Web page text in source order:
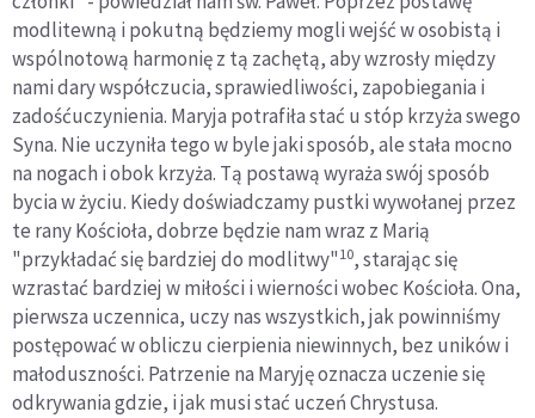
modlitewną i pokutną będziemy mogli wejść w osobistą i
wspólnotową harmonię z tą zachętą, aby wzrosły między
nami dary współczucia, sprawiedliwości, zapobiegania i
zadośćuczynienia. Maryja potrafiła stać u stóp krzyża swego
Syna. Nie uczyniła tego w byle jaki sposób, ale stała mocno
na nogach i obok krzyża. Tą postawą wyraża swój sposób
bycia w życiu. Kiedy doświadczamy pustki wywołanej przez
te rany Kościoła, dobrze będzie nam wraz z Marią
"przykładać się bardziej do modlitwy"10, starając się
wzrastać bardziej w miłości i wierności wobec Kościoła. Ona,
pierwsza uczennica, uczy nas wszystkich, jak powinniśmy
postępować w obliczu cierpienia niewinnych, bez uników i
małoduszności. Patrzenie na Maryję oznacza uczenie się
odkrywania gdzie, i jak musi stać uczeń Chrystusa.